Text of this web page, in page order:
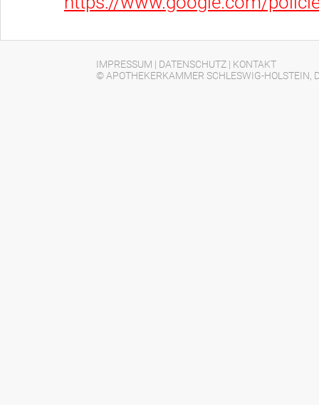
IMPRESSUM | DATENSCHUTZ | KONTAKT
© APOTHEKERKAMMER SCHLESWIG-HOLSTEIN,